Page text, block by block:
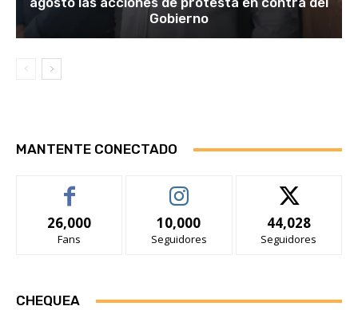
Gobierno
MANTENTE CONECTADO
26,000
Fans
10,000
Seguidores
44,028
Seguidores
CHEQUEA